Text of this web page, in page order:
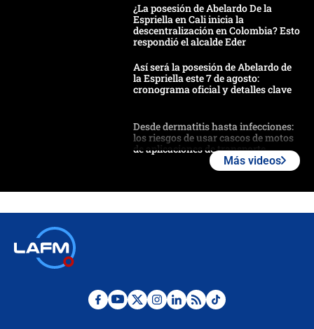
¿La posesión de Abelardo De la
Espriella en Cali inicia la
descentralización en Colombia? Esto
respondió el alcalde Eder
Así será la posesión de Abelardo de
la Espriella este 7 de agosto:
cronograma oficial y detalles clave
Desde dermatitis hasta infecciones:
los riesgos de usar cascos de motos
de aplicaciones de transporte
celular? Requisitos, pasos y
Posesión de Abelardo De La Espriella
Más videos